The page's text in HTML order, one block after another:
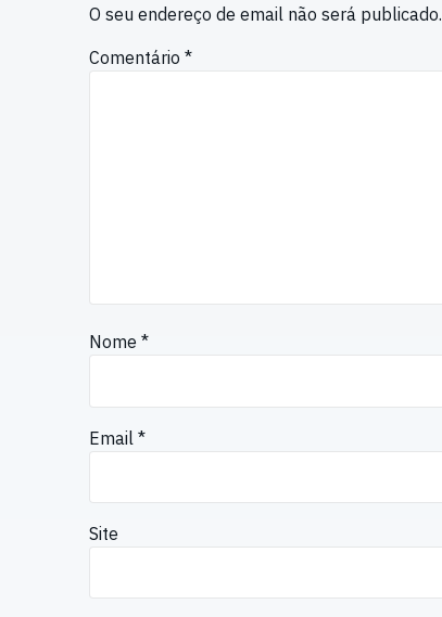
O seu endereço de email não será publicado.
Comentário *
Nome *
Email *
Site